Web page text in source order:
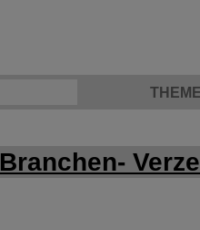
Branchen-